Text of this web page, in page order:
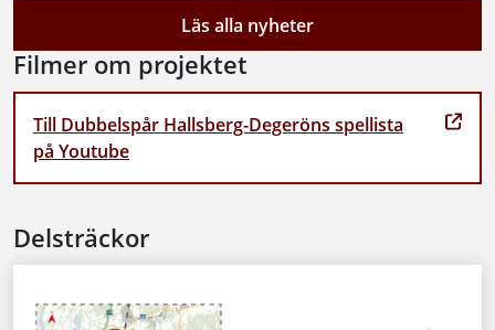
Läs alla nyheter
Filmer om projektet
Till Dubbelspår Hallsberg-Degeröns spellista
på Youtube
Delsträckor